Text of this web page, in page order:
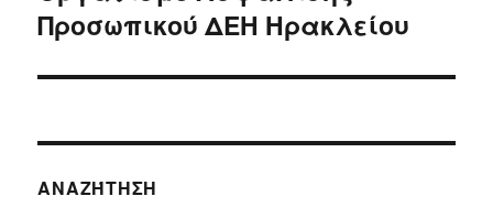
Προσωπικού ΔΕΗ Ηρακλείου
ΑΝΑΖΉΤΗΣΗ